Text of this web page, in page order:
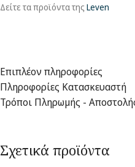
Δείτε τα προϊόντα της Leven
Επιπλέον πληροφορίες
Πληροφορίες Κατασκευαστή
Τρόποι Πληρωμής -
Σχετικά προϊόντα